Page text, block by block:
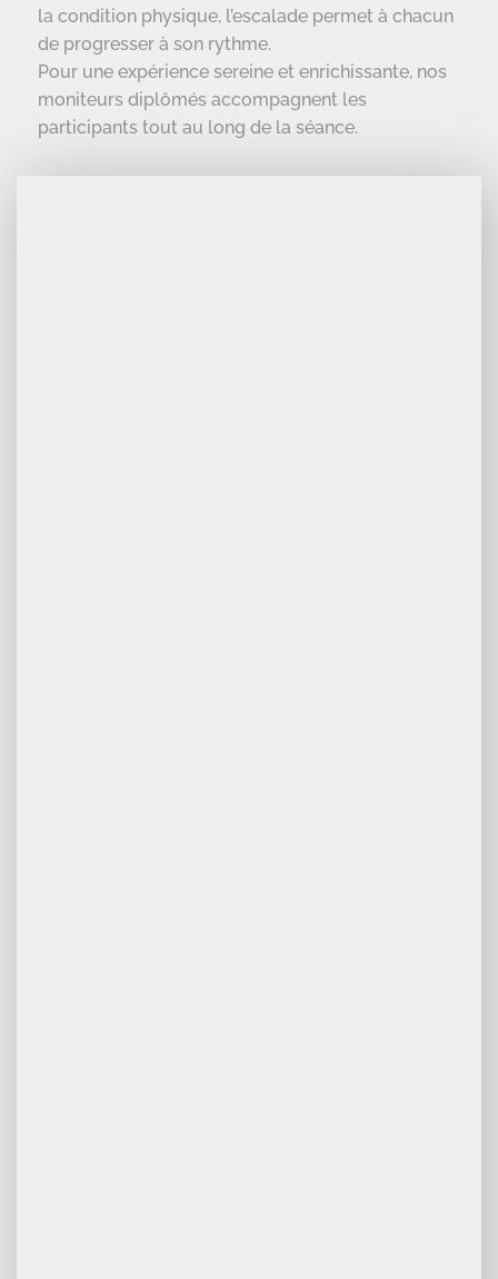
la condition physique, l’escalade permet à chacun
de progresser à son rythme.
Pour une expérience sereine et enrichissante, nos
moniteurs diplômés accompagnent les
participants tout au long de la séance.